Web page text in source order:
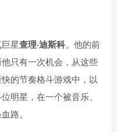
星查理·迪斯科。他的前
只有一次机会，从这些
的节奏格斗游戏中，以
明星，在一个被音乐、
路。